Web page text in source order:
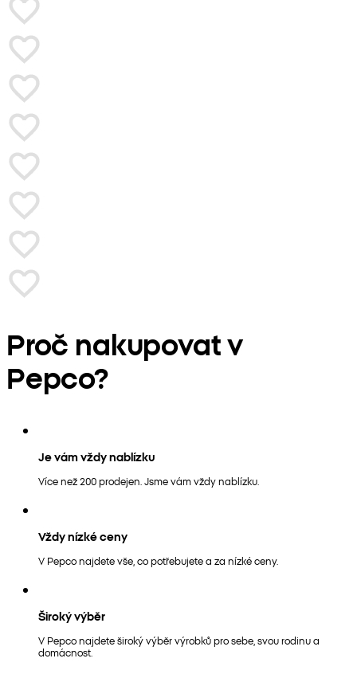
Proč nakupovat v
Pepco?
Je vám vždy nablízku
Více než 200 prodejen. Jsme vám vždy nablízku.
Vždy nízké ceny
V Pepco najdete vše, co potřebujete a za nízké ceny.
Široký výběr
V Pepco najdete široký výběr výrobků pro sebe, svou rodinu a
domácnost.